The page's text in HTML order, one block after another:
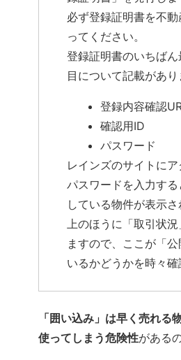
必ず登録証明書を不
ってください。
登録証明書のいちば
目について記載があり
登録内容確認
確認用ID
パスワード
レインズのサイトに
パスワードを入力す
している物件が表示さ
上のほうに「取引状況
ますので、ここが「
いるかどうかを時々確
「囲い込み」は早く売れる
使ってしまう危険性がある